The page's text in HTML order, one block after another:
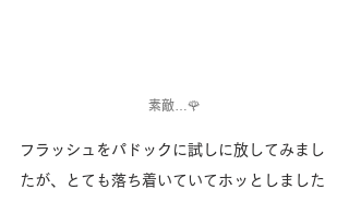
素敵…🌹
フラッシュをパドックに試しに放してみまし
たが、とても落ち着いていてホッとしました